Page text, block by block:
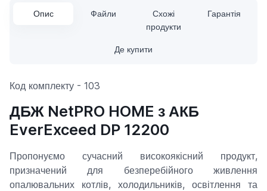
Опис Файли
Схожі
продукти
Гарантія
Де купити
Код комплекту - 103
ДБЖ NetPRO HOME з АКБ
EverExceed DP 12200
Пропонуємо сучасний високоякісний продукт,
призначений для безперебійного живлення
опалювальних котлів, холодильників, освітлення та